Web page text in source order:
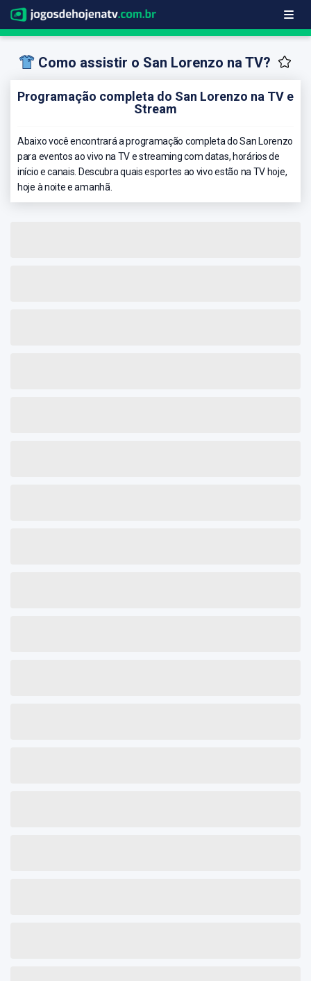
Como assistir o San Lorenzo na TV?
Programação completa do San Lorenzo na TV e
Stream
Abaixo você encontrará a programação completa do San Lorenzo
para eventos ao vivo na TV e streaming com datas, horários de
início e canais. Descubra quais esportes ao vivo estão na TV hoje,
hoje à noite e amanhã.